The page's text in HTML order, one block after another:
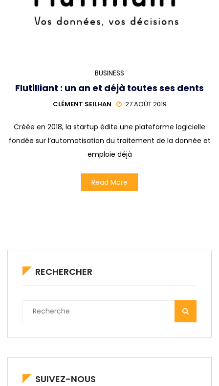
BUSINESS
Flutilliant : un an et déjà toutes ses dents
CLÉMENT SEILHAN 27 AOÛT 2019
Créée en 2018, la startup édite une plateforme logicielle
fondée sur l’automatisation du traitement de la donnée et
emploie déjà
Read More
RECHERCHER
SUIVEZ-NOUS